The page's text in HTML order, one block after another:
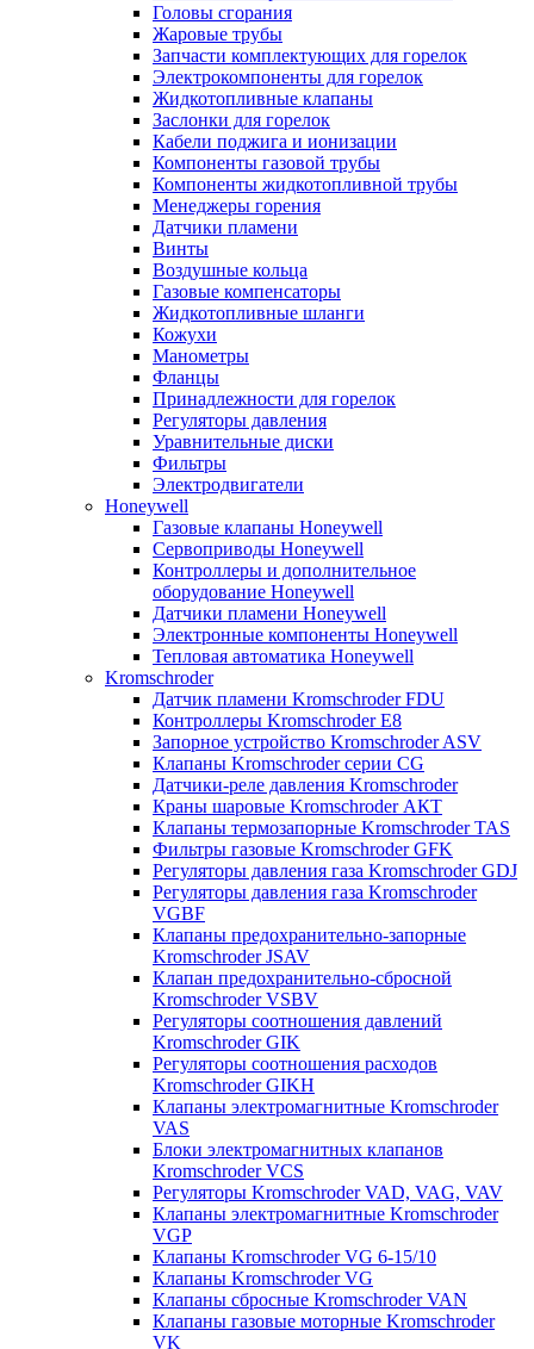
Головы сгорания
Жаровые трубы
Запчасти комплектующих для горелок
Электрокомпоненты для горелок
Жидкотопливные клапаны
Заслонки для горелок
Кабели поджига и ионизации
Компоненты газовой трубы
Компоненты жидкотопливной трубы
Менеджеры горения
Датчики пламени
Винты
Воздушные кольца
Газовые компенсаторы
Жидкотопливные шланги
Кожухи
Манометры
Фланцы
Принадлежности для горелок
Регуляторы давления
Уравнительные диски
Фильтры
Электродвигатели
Honeywell
Газовые клапаны Honeywell
Сервоприводы Honeywell
Контроллеры и дополнительное
оборудование Honeywell
Датчики пламени Honeywell
Электронные компоненты Honeywell
Тепловая автоматика Honeywell
Kromschroder
Датчик пламени Kromschroder FDU
Контроллеры Kromschroder E8
Запорное устройство Kromschroder ASV
Клапаны Kromschroder серии CG
Датчики-реле давления Kromschroder
Краны шаровые Kromschroder АКТ
Клапаны термозапорные Kromschroder TAS
Фильтры газовые Kromschroder GFK
Регуляторы давления газа Kromschroder GDJ
Регуляторы давления газа Kromschroder
VGBF
Клапаны предохранительно-запорные
Kromschroder JSAV
Клапан предохранительно-сбросной
Kromschroder VSBV
Регуляторы соотношения давлений
Kromschroder GIK
Регуляторы соотношения расходов
Kromschroder GIKH
Клапаны электромагнитные Kromschroder
VAS
Блоки электромагнитных клапанов
Kromschroder VCS
Регуляторы Kromschroder VAD, VAG, VAV
Клапаны электромагнитные Kromschroder
VGP
Клапаны Kromschroder VG 6-15/10
Клапаны Kromschroder VG
Клапаны сбросные Kromschroder VAN
Клапаны газовые моторные Kromschroder
VK